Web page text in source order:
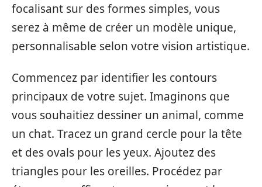
focalisant sur des formes simples, vous
serez à même de créer un modèle unique,
personnalisable selon votre vision artistique.
Commencez par identifier les contours
principaux de votre sujet. Imaginons que
vous souhaitiez dessiner un animal, comme
un chat. Tracez un grand cercle pour la tête
et des ovals pour les yeux. Ajoutez des
triangles pour les oreilles. Procédez par